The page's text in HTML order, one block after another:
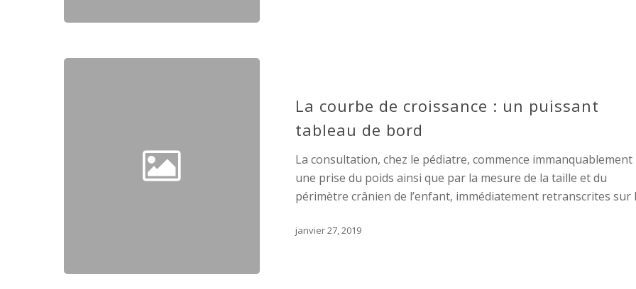
La courbe de croissance : un puissant
tableau de bord
La consultation, chez le pédiatre, commence
une prise du poids ainsi que par la mesure de la taille et du
périmètre crânien de l’enfant, immédiatement retranscrites sur
janvier 27, 2019